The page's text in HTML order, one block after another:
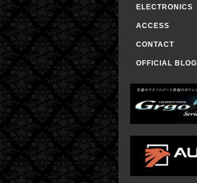
ELECTRONICS
ACCESS
CONTACT
OFFICIAL BLOG